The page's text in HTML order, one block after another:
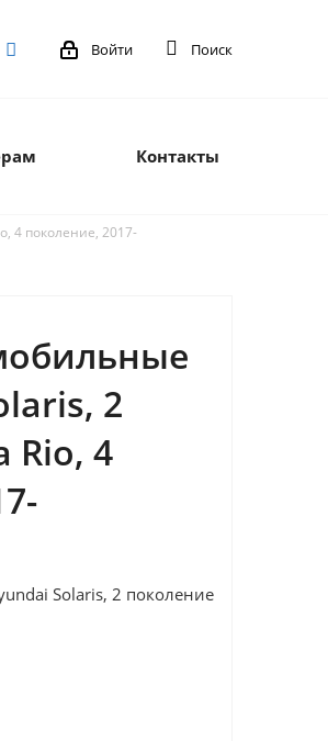
Войти Поиск
Контакты
4 поколение, 2017-
2
Rio, 4
Solaris, 2 поколение